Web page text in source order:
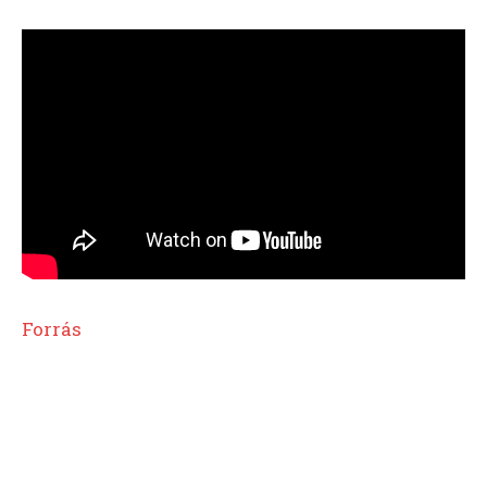
Forrás